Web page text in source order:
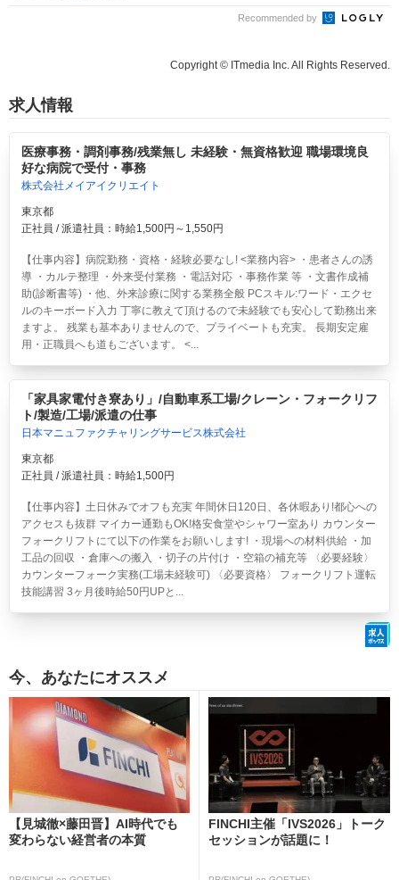
Recommended by
Copyright © ITmedia Inc. All Rights Reserved.
求人情報
医療事務・調剤事務/残業無し 未経験・無資格歓迎 職場環境良
好な病院で受付・事務
株式会社メイアイクリエイト
東京都
正社員 / 派遣社員：時給1,500円～1,550円
【仕事内容】病院勤務・資格・経験必要なし! <業務内容> ・患者さんの誘
導 ・カルテ整理 ・外来受付業務 ・電話対応 ・事務作業 等 ・文書作成補
助(診断書等) ・他、外来診療に関する業務全般 PCスキル:ワード・エクセ
ルのキーボード入力 丁寧に教えて頂けるので未経験でも安心して勤務出来
ますよ。 残業も基本ありませんので、プライベートも充実。 長期安定雇
用・正職員へも道もございます。 <...
「家具家電付き寮あり」/自動車系工場/クレーン・フォークリフ
ト/製造/工場/派遣の仕事
日本マニュファクチャリングサービス株式会社
東京都
正社員 / 派遣社員：時給1,500円
【仕事内容】土日休みでオフも充実 年間休日120日、各休暇あり!都心への
アクセスも抜群 マイカー通勤もOK!格安食堂やシャワー室あり カウンター
フォークリフトにて以下の作業をお願いします! ・現場への材料供給 ・加
工品の回収 ・倉庫への搬入 ・切子の片付け ・空箱の補充等 〈必要経験〉
カウンターフォーク実務(工場未経験可) 〈必要資格〉 フォークリフト運転
技能講習 3ヶ月後時給50円UPと...
今、あなたにオススメ
【見城徹×藤田晋】AI時代でも
変わらない経営者の本質
FINCHI主催「IVS2026」トーク
セッションが話題に！